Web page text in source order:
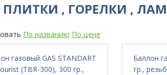
ПЛИТКИ , ГОРЕЛКИ ,
По названию По цене
газовый GAS STANDART
(TBR-300), 300 гр.,
Баллон
гр.,